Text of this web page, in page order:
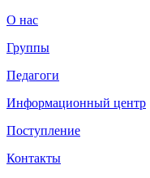
О нас
Группы
Педагоги
Информационный центр
Поступление
Контакты